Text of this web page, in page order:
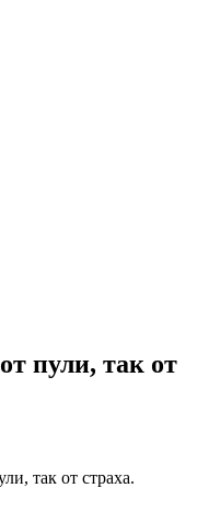
пули, так от